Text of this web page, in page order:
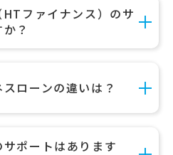
ファイナンス）のサ
？
ローンの違いは？
ポートはあります